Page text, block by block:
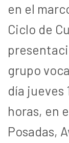
en el
Ciclo de
grupo
día jueves
horas, en
Posadas,